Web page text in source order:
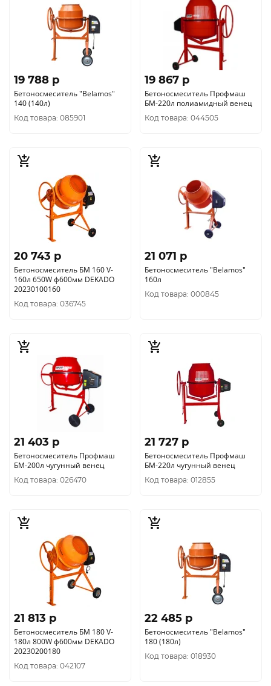
19 788 p
Бетоносмеситель "Belamos"
140 (140л)
Код товара: 085901
19 867 p
Бетоносмеситель Профмаш
БМ-220л полиамидный венец
Код товара: 044505
20 743 p
Бетоносмеситель БМ 160 V-
160л 650W ф600мм DEKADO
20230100160
Код товара: 036745
21 071 p
Бетоносмеситель "Belamos"
160л
Код товара: 000845
21 403 p
Бетоносмеситель Профмаш
БМ-200л чугунный венец
Код товара: 026470
21 727 p
Бетоносмеситель Профмаш
БМ-220л чугунный венец
Код товара: 012855
21 813 p
Бетоносмеситель БМ 180 V-
180л 800W ф600мм DEKADO
20230200180
Код товара: 042107
22 485 p
Бетоносмеситель "Belamos"
180 (180л)
Код товара: 018930